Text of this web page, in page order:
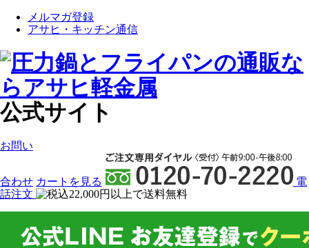
メルマガ登録
アサヒ・キッチン通信
公式サイト
お問い
合わせ カート を見る
電
話注文